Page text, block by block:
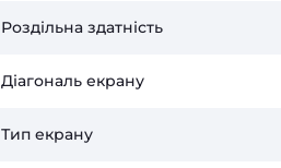
Роздільна здатність
Діагональ екрану
Тип екрану